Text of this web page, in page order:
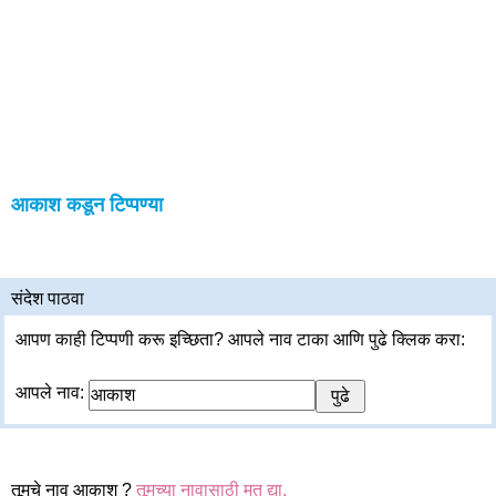
आकाश कडून टिप्पण्या
संदेश पाठवा
आपण काही टिप्पणी करू इच्छिता? आपले नाव टाका आणि पुढे क्लिक करा:
आपले नाव:
तूमचे नाव आकाश ? तूमच्या नावासाठी मत द्या.